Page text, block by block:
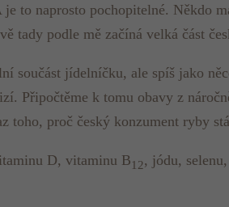
to naprosto pochopitelné. Někdo
tady podle mě začíná velká část
součást jídelníčku, ale spíš jako
Připočtěme k tomu obavy z
toho, proč český konzument ryby
D, vitaminu B12, jódu,